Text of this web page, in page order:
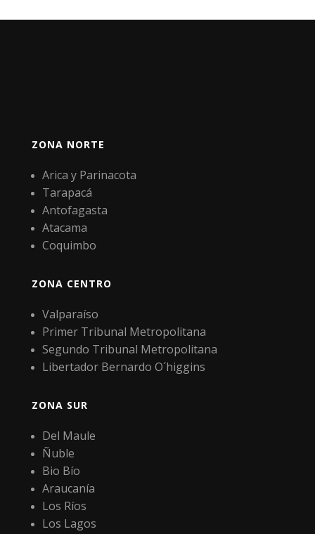
ZONA NORTE
Arica y Parinacota
Tarapacá
Antofagasta
Atacama
Coquimbo
ZONA CENTRO
Valparaíso
Primer Tribunal Metropolitana
Segundo Tribunal Metropolitana
Libertador Bernardo O´higgins
ZONA SUR
Del Maule
Ñuble
Bio Bío
Araucanía
Los Ríos
Los Lagos